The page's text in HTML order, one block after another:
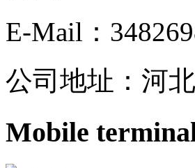
E-Mail：
公司地址：河
Mobile